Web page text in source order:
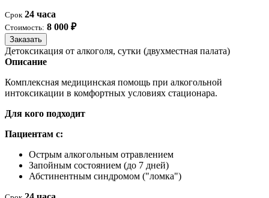
Срок 24 часа
Стоимость: 8 000 ₽
Заказать
Детоксикация от алкоголя, сутки (двухместная палата)
Описание
Комплексная медицинская помощь при алкогольной
интоксикации в комфортных условиях стационара.
Для кого подходит
Пациентам с:
Острым алкогольным отравлением
Запойным состоянием (до 7 дней)
Абстинентным синдромом ("ломка")